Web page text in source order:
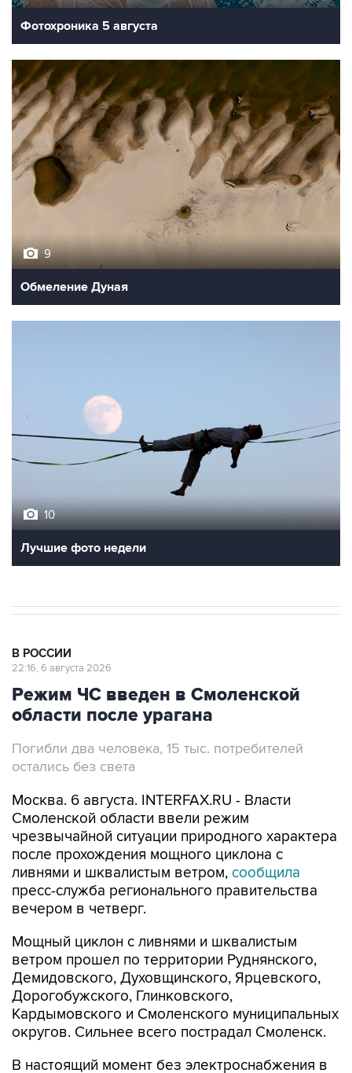
Фотохроника 5 августа
9
Обмеление Дуная
10
Лучшие фото недели
В РОССИИ
22:16, 6 августа 2026
Режим ЧС введен в Смоленской
области после урагана
Погибли два человека, 15 тыс. потребителей
остались без света
Москва. 6 августа. INTERFAX.RU - Власти
Смоленской области ввели режим
чрезвычайной ситуации природного характера
после прохождения мощного циклона с
ливнями и шквалистым ветром, сообщила
пресс-служба регионального правительства
вечером в четверг.
Мощный циклон с ливнями и шквалистым
ветром прошел по территории Руднянского,
Демидовского, Духовщинского, Ярцевского,
Дорогобужского, Глинковского,
Кардымовского и Смоленского муниципальных
округов. Сильнее всего пострадал Смоленск.
В настоящий момент без электроснабжения в